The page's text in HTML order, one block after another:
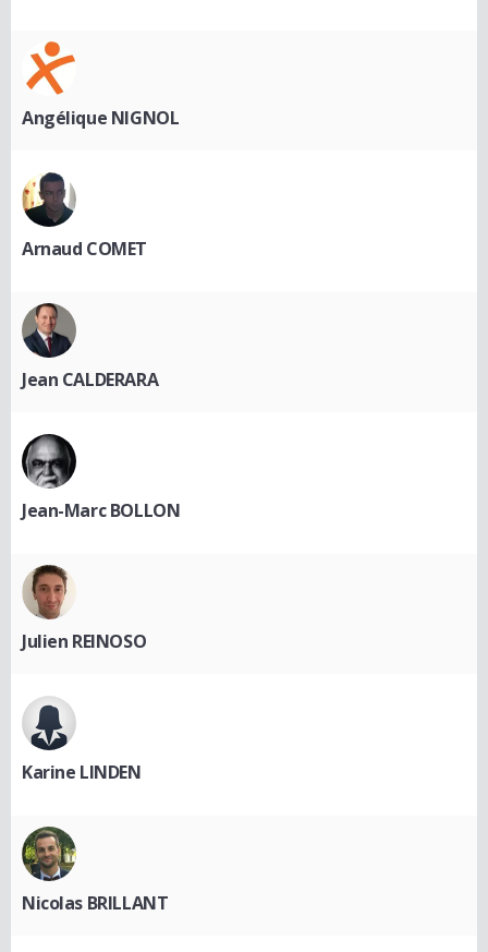
Angélique NIGNOL
Arnaud COMET
Jean CALDERARA
Jean-Marc BOLLON
Julien REINOSO
Karine LINDEN
Nicolas BRILLANT